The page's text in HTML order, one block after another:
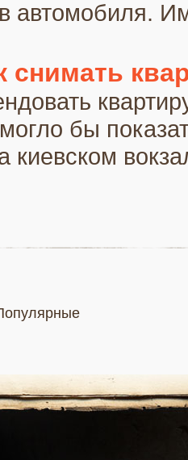
автомобиля.
снимать
бы
киевском